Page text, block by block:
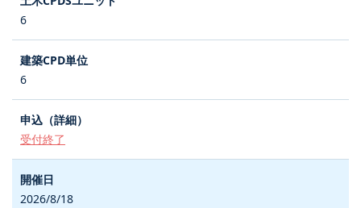
6
6
受付終了
2026/8/18